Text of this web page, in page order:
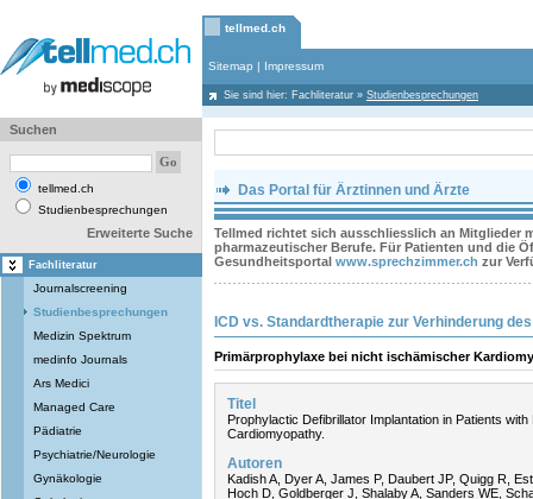
tellmed.ch
Sitemap | Impressum
Sie sind hier: Fachliteratur » Studienbesprechungen
Suchen
tellmed.ch
Studienbesprechungen
Erweiterte Suche
Fachliteratur
Journalscreening
Studienbesprechungen
Medizin Spektrum
medinfo Journals
Ars Medici
Managed Care
Pädiatrie
Psychiatrie/Neurologie
Gynäkologie
Das Portal für Ärztinnen und Ärzte
Tellmed richtet sich ausschliesslich an Mitglieder
pharmazeutischer Berufe. Für Patienten und die
Gesundheitsportal www.sprechzimmer.ch zur
ICD vs. Standardtherapie zur Verhinderung
Primärprophylaxe bei nicht ischämischer
Titel
Prophylactic Defibrillator Implantation in Patients
Cardiomyopathy.
Autoren
Kadish A, Dyer A, James P, Daubert JP, Quigg R,
Hoch D, Goldberger J, Shalaby A, Sanders WE,